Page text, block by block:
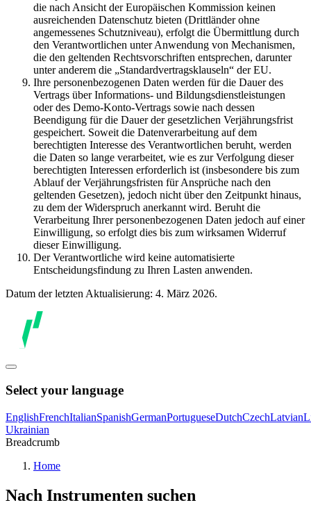
die nach Ansicht der Europäischen Kommission keinen
ausreichenden Datenschutz bieten (Drittländer ohne
angemessenes Schutzniveau), erfolgt die Übermittlung durch
den Verantwortlichen unter Anwendung von Mechanismen,
die den geltenden Rechtsvorschriften entsprechen, darunter
unter anderem die „Standardvertragsklauseln“ der EU.
Ihre personenbezogenen Daten werden für die Dauer des
Vertrags über Informations- und Bildungsdienstleistungen
oder des Demo-Konto-Vertrags sowie nach dessen
Beendigung für die Dauer der gesetzlichen Verjährungsfrist
gespeichert. Soweit die Datenverarbeitung auf dem
berechtigten Interesse des Verantwortlichen beruht, werden
die Daten so lange verarbeitet, wie es zur Verfolgung dieser
berechtigten Interessen erforderlich ist (insbesondere bis zum
Ablauf der Verjährungsfristen für Ansprüche nach den
geltenden Gesetzen), jedoch nicht über den Zeitpunkt hinaus,
zu dem der Widerspruch anerkannt wird. Beruht die
Verarbeitung Ihrer personenbezogenen Daten jedoch auf einer
Einwilligung, so erfolgt dies bis zum wirksamen Widerruf
dieser Einwilligung.
Der Verantwortliche wird keine automatisierte
Entscheidungsfindung zu Ihren Lasten anwenden.
Datum der letzten Aktualisierung: 4. März 2026.
Select your language
EnglishFrenchItalianSpanishGermanPortugueseDutchCzechLatvian
Ukrainian
Breadcrumb
Home
Nach Instrumenten suchen